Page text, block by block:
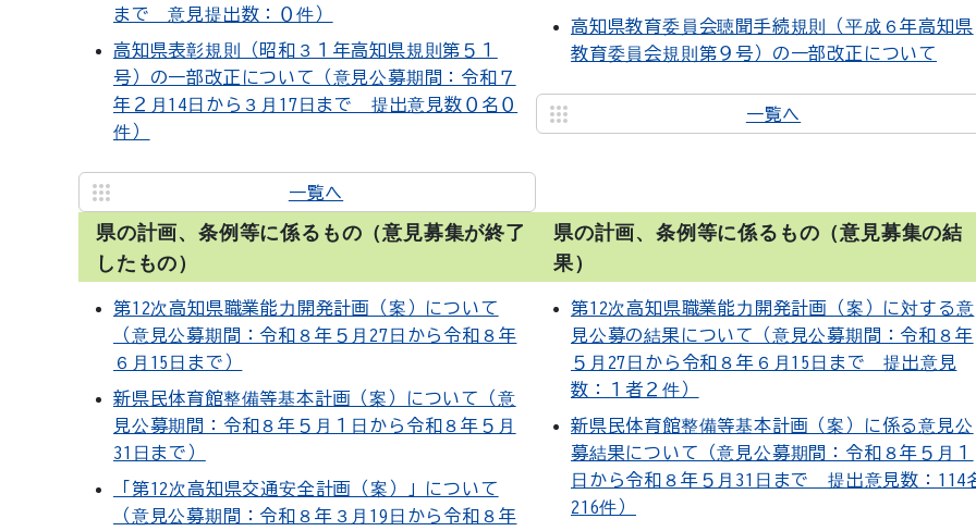
まで 意見提出数：０件）
高知県表彰規則（昭和３１年高知県規則第５１
号）の一部改正について（意見公募期間：令和７
年２月14日から３月17日まで 提出意見数０名０
件）
一覧へ
高知県教育委員会聴聞手続規則（平成６年高知県
教育委員会規則第９号）の一部改正について
一覧へ
県の計画、条例等に係るもの（意見募集が終了
したもの）
第12次高知県職業能力開発計画（案）について
（意見公募期間：令和８年５月27日から令和８年
６月15日まで）
新県民体育館整備等基本計画（案）について（意
見公募期間：令和８年５月１日から令和８年５月
31日まで）
「第12次高知県交通安全計画（案）」について
（意見公募期間：令和８年３月19日から令和８年
県の計画、条例等に係るもの（意見募集の結
果）
第12次高知県職業能力開発計画（案）に対する意
見公募の結果について（意見公募期間：令和８年
５月27日から令和８年６月15日まで 提出意見
数：１者２件）
新県民体育館整備等基本計画（案）に係る意見公
募結果について（意見公募期間：令和８年５月１
日から令和８年５月31日まで 提出意見数：114
216件）